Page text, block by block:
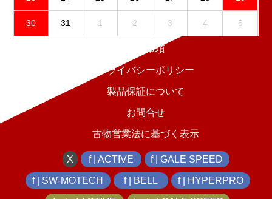
30 31 1 2 3 4 5
免責事項
プライバシーポリシー
製品保証について
お問合せ
古物営業法に基づく表示
X f | ACTIVE f | GALE SPEED
f | SW-MOTECH f | BELL f | HYPERPRO